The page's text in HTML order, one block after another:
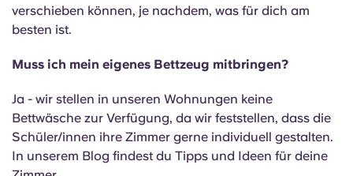
verschieben können, je nachdem, was für dich am
besten ist.
Muss ich mein eigenes Bettzeug mitbringen?
Ja - wir stellen in unseren Wohnungen keine
Bettwäsche zur Verfügung, da wir feststellen, dass die
Schüler/innen ihre Zimmer gerne individuell gestalten.
In unserem Blog findest du Tipps und Ideen für deine